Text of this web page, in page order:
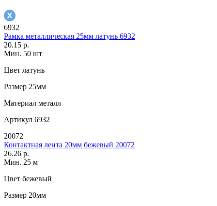
6932
Рамка металлическая 25мм латунь 6932
20.15 р.
Мин. 50 шт
Цвет латунь
Размер 25мм
Материал металл
Артикул 6932
20072
Контактная лента 20мм бежевый 20072
26.26 р.
Мин. 25 м
Цвет бежевый
Размер 20мм